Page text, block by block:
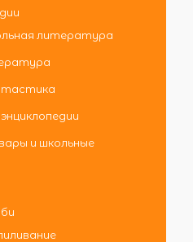
литература
и школьные